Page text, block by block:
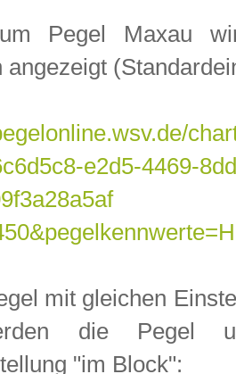
Pegel Maxau
angezeigt
e2d5-4469-
mit gleichen
die Pegel
"im Block":